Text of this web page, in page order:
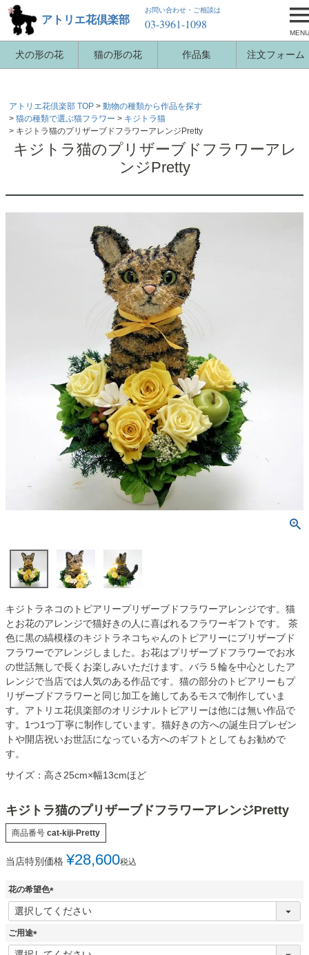
犬の形の花 猫の形の花 作品集 注文フォーム
アトリエ花倶楽部
お問い合わせ・ご相談は
03-3961-1098
MENU
アトリエ花倶楽部 TOP
動物の種類から作品を探す
猫の種類で選ぶ猫フラワー
キジトラ猫
キジトラ猫のプリザーブドフラワーアレンジPretty
キジトラ猫のプリザーブドフラワーアレ
ンジPretty
キジトラネコのトピアリープリザーブドフラワーアレンジです。猫
とお花のアレンジで猫好きの人に喜ばれるフラワーギフトです。 茶
色に黒の縞模様のキジトラネコちゃんのトピアリーにプリザーブド
フラワーでアレンジしました。お花はプリザーブドフラワーでお水
の世話無しで長くお楽しみいただけます。バラ５輪を中心としたア
レンジで当店では人気のある作品です。猫の部分のトピアリーもプ
リザーブドフラワーと同じ加工を施してあるモスで制作していま
す。アトリエ花倶楽部のオリジナルトピアリーは他には無い作品で
す。1つ1つ丁寧に制作しています。猫好きの方への誕生日プレゼン
トや開店祝いお世話になっている方へのギフトとしてもお勧めで
す。
サイズ：高さ25cm×幅13cmほど
キジトラ猫のプリザーブドフラワーアレンジPretty
商品番号 cat-kiji-Pretty
当店特別価格 ¥28,600税込
花の希望色
(
必
ご用途
(